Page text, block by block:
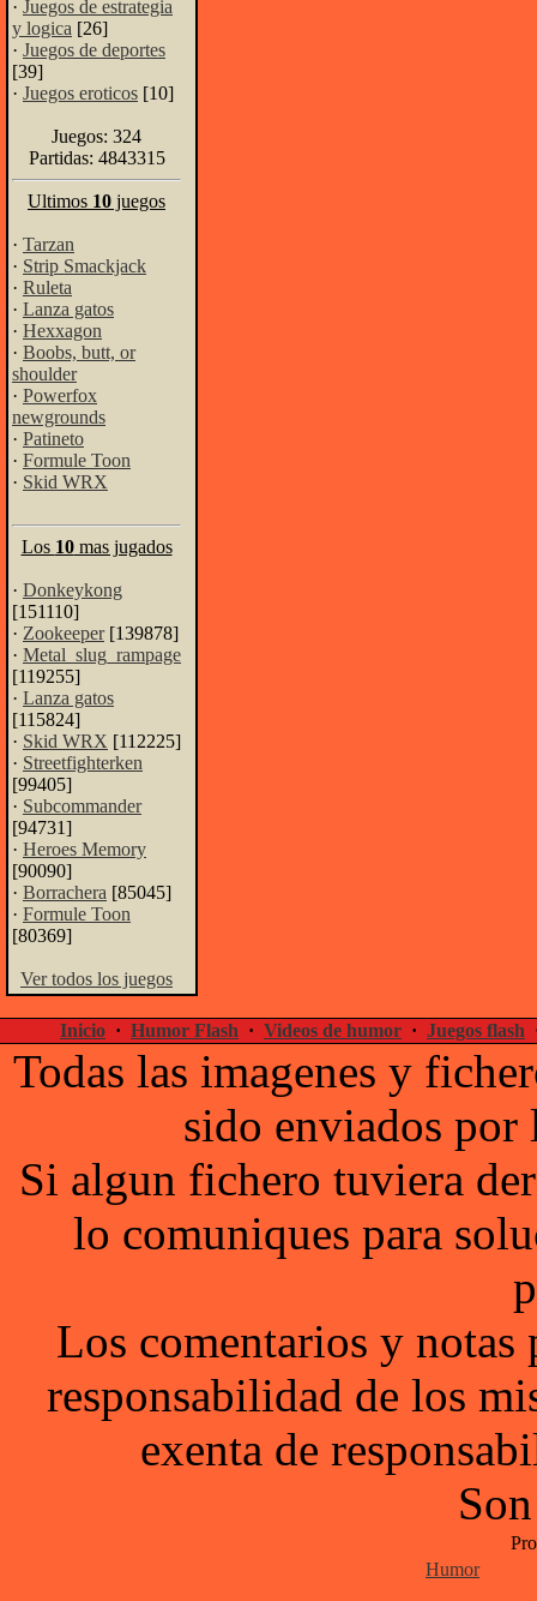
· Juegos de estrategia
y logica [26]
· Juegos de deportes
[39]
· Juegos eroticos [10]
Juegos: 324
Partidas: 4843315
Ultimos 10 juegos
· Tarzan
· Strip Smackjack
· Ruleta
· Lanza gatos
· Hexxagon
· Boobs, butt, or
shoulder
· Powerfox
newgrounds
· Patineto
· Formule Toon
· Skid WRX
Los 10mas jugados
· Donkeykong
[151110]
· Zookeeper[139878]
· Metal_slug_rampage
[119255]
· Lanza gatos
[115824]
· Skid WRX [112225]
· Streetfighterken
[99405]
· Subcommander
[94731]
· Heroes Memory
[90090]
· Borrachera [85045]
· Formule Toon
[80369]
Ver todos los juegos
Inicio · Humor Flash · Videos de humor · Juegos flash
Todas las imagenes y
sido enviados por
Si algun fichero tuviera
lo comuniques para
Los comentarios y notas
responsabilidad de los
exenta de
Humor